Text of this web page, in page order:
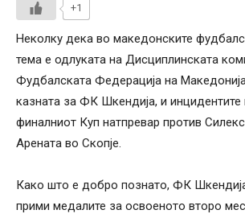
+1
Неколку дека во македонските
тема е одлуката на Дисциплинската
Фудбалската Федерација на
казната за ФК Шкендија, и инцидентите
финалниот Куп натпревар против
Арената во Скопје.
Како што е добро познато, ФК
прими медалите за освоеното второ